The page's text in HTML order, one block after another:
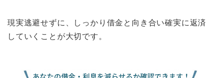
現実逃避せずに、しっかり借金と向き合い確実に返済
していくことが大切です。